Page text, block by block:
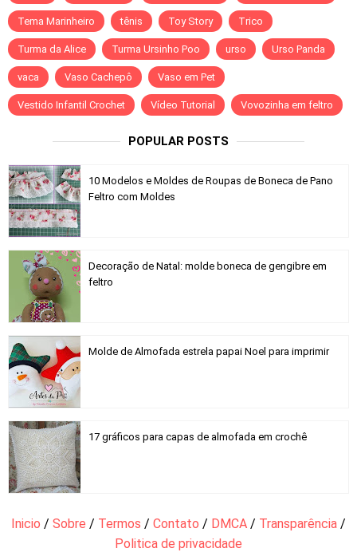
Tema Marinheiro tênis Toy Story Trico
Turma da Alice Turma Ursinho Poo urso Urso Panda
vaca Vaso Cachepô Vaso em Pet
Vestido Infantil Crochet Vídeo Tutorial Vovozinha em feltro
POPULAR POSTS
10 Modelos e Moldes de Roupas de Boneca de Pano
Feltro com Moldes
Decoração de Natal: molde boneca de gengibre em
feltro
Molde de Almofada estrela papai Noel para imprimir
17 gráficos para capas de almofada em crochê
Inicio / Sobre / Termos / Contato / DMCA / Transparência /
Politica de privacidade